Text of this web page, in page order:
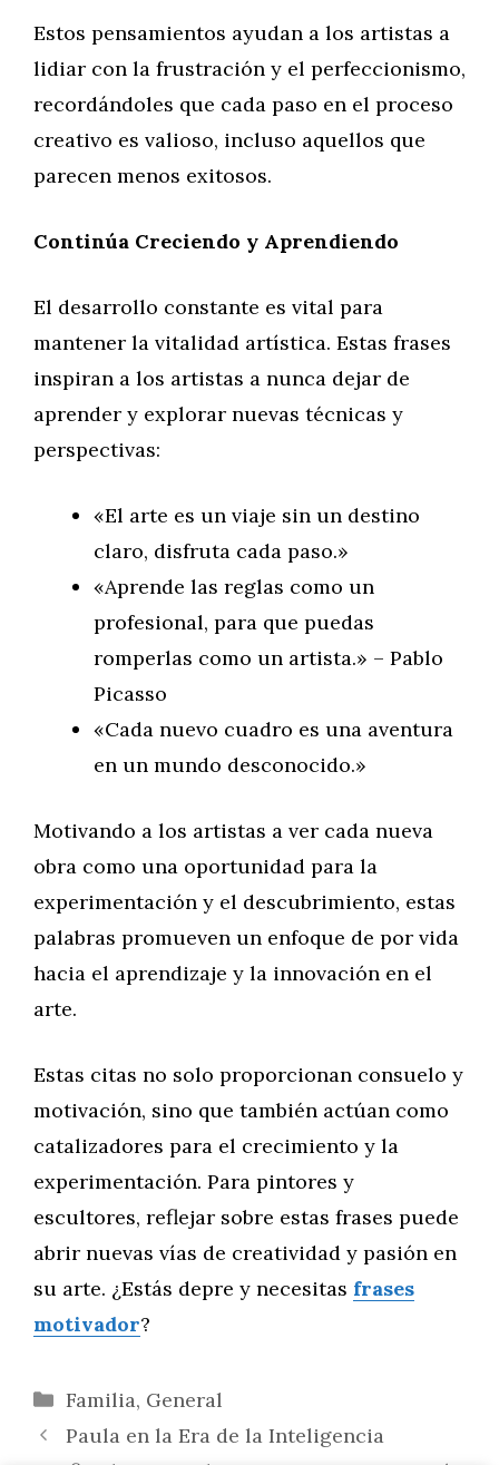
Estos pensamientos ayudan a los artistas a
lidiar con la frustración y el perfeccionismo,
recordándoles que cada paso en el proceso
creativo es valioso, incluso aquellos que
parecen menos exitosos.
Continúa Creciendo y Aprendiendo
El desarrollo constante es vital para
mantener la vitalidad artística. Estas frases
inspiran a los artistas a nunca dejar de
aprender y explorar nuevas técnicas y
perspectivas:
«El arte es un viaje sin un destino
claro, disfruta cada paso.»
«Aprende las reglas como un
profesional, para que puedas
romperlas como un artista.» – Pablo
Picasso
«Cada nuevo cuadro es una aventura
en un mundo desconocido.»
Motivando a los artistas a ver cada nueva
obra como una oportunidad para la
experimentación y el descubrimiento, estas
palabras promueven un enfoque de por vida
hacia el aprendizaje y la innovación en el
arte.
Estas citas no solo proporcionan consuelo y
motivación, sino que también actúan como
catalizadores para el crecimiento y la
experimentación. Para pintores y
escultores, reflejar sobre estas frases puede
abrir nuevas vías de creatividad y pasión en
su arte. ¿Estás depre y necesitas frases
motivador?
Categorías
Familia, General
Paula en la Era de la Inteligencia